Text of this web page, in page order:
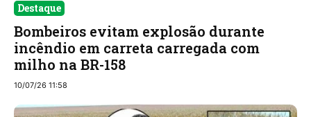
Destaque
Bombeiros evitam explosão durante
incêndio em carreta carregada com
milho na BR-158
10/07/26 11:58